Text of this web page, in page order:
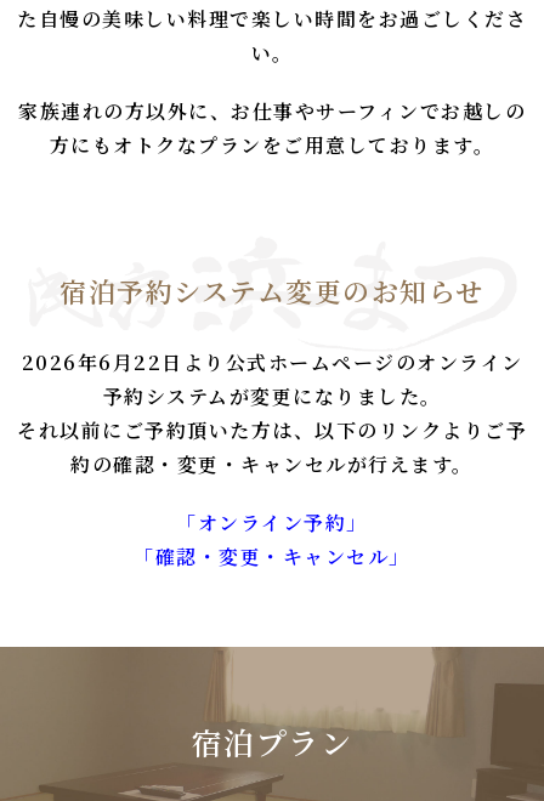
た自慢の美味しい料理で楽しい時間をお過ごしくださ
い。
家族連れの方以外に、お仕事やサーフィンでお越しの
方にもオトクなプランをご用意しております。
宿泊予約システム変更のお知らせ
2026年6月22日より公式ホームページのオンライン
予約システムが変更になりました。
それ以前にご予約頂いた方は、以下のリンクよりご予
約の確認・変更・キャンセルが行えます。
「オンライン予約」
「確認・変更・キャンセル」
宿泊プラン